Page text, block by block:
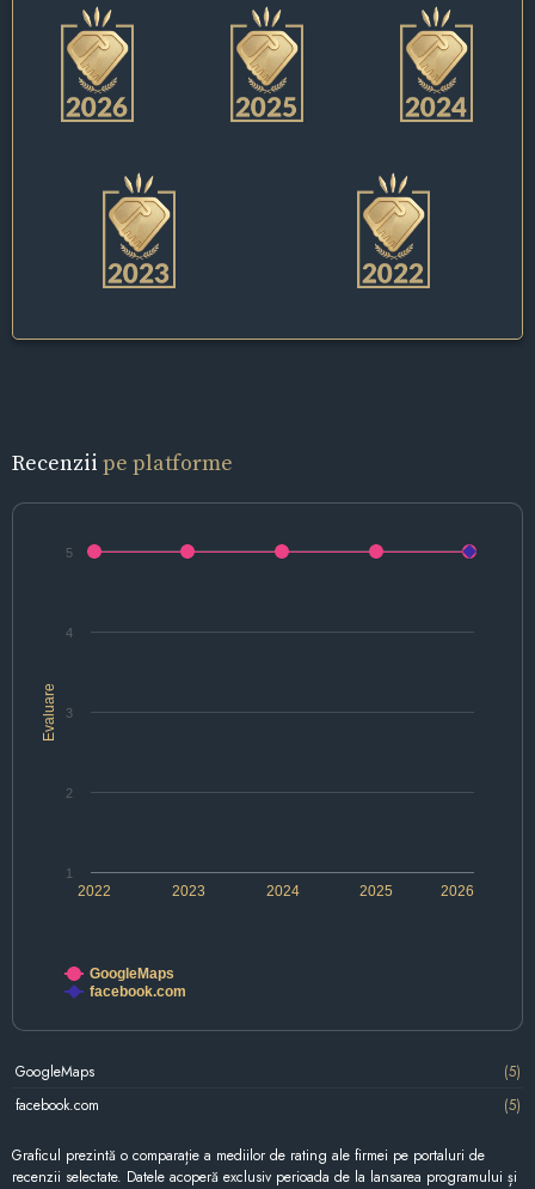
Recenzii pe platforme
Evaluare
2022 2024 2026
2023 2025
1
2
3
4
5
GoogleMaps
facebook.com
GoogleMaps
(5)
facebook.com
(5)
Graficul prezintă o comparație a mediilor de rating ale firmei pe portaluri de
recenzii selectate. Datele acoperă exclusiv perioada de la lansarea programului și